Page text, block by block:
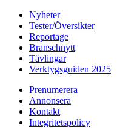
Nyheter
Tester/Översikter
Reportage
Branschnytt
Tävlingar
Verktygsguiden 2025
Prenumerera
Annonsera
Kontakt
Integritetspolicy